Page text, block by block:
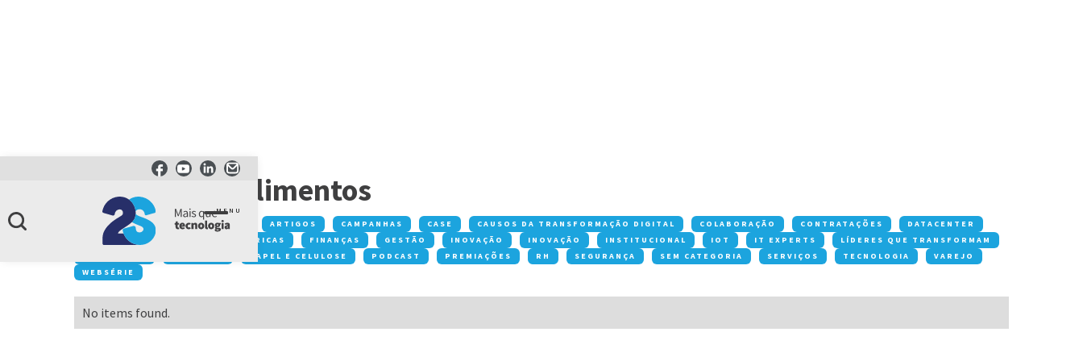
MENU
indústria de alimentos
Conteúdos: ACONTECE NA 2S ARTIGOS CAMPANHAS CASE CAUSOS DA TRANSFORMAÇÃO DIGITAL COLABORAÇÃO CONTRATAÇÕES
DATACENTER
DESTAQUE
FÁBRICAS FINANÇAS GESTÃO INOVAÇÃO INOVAÇÃO INSTITUCIONAL IOT IT EXPERTS
LÍDERES QUE TRANSFORMAM
PAPEL E CELULOSE PODCAST PREMIAÇÕES RH SEGURANÇA SEM CATEGORIA SERVIÇOS TECNOLOGIA
VAREJO
WEBSÉRIE
No items found.